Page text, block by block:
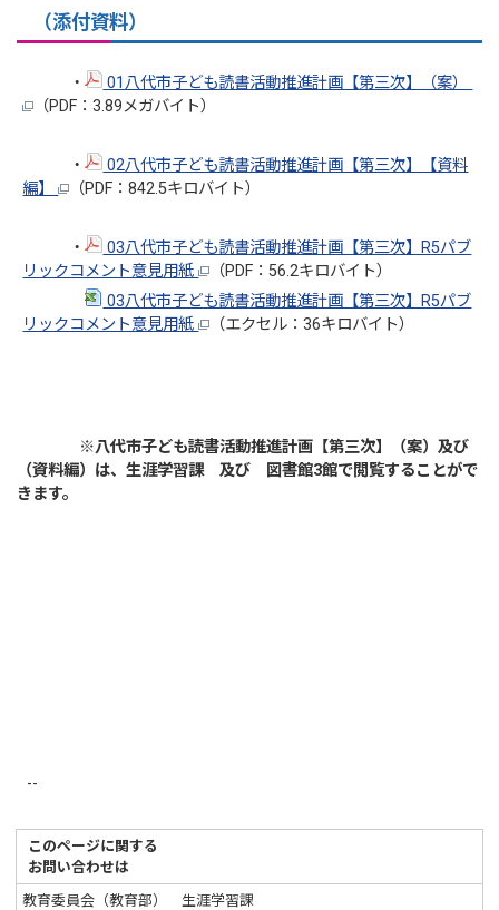
（添付資料）
・
01八代市子ども読書活動推進計画【第三次】（案）
（PDF：3.89メガバイト）
・
02八代市子ども読書活動推進計画【第三次】【資料
編】
（PDF：842.5キロバイト）
・
03八代市子ども読書活動推進計画【第三次】R5パブ
リックコメント意見用紙
（PDF：56.2キロバイト）
03八代市子ども読書活動推進計画【第三次】R5パブ
リックコメント意見用紙
（エクセル：36キロバイト）
※八代市子ども読書活動推進計画【第三次】（案）及び
（資料編）は、生涯学習課 及び 図書館3館で閲覧することがで
きます。
--
このページに関する
お問い合わせは
教育委員会（教育部） 生涯学習課